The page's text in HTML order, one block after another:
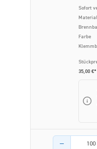
Sofort
Material
Farbe
35,00 €*
Menge des